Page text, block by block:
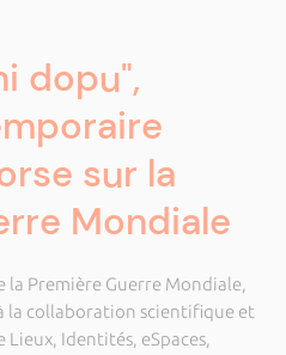
dopu",
sur la
Mondiale
la Première Guerre Mondiale,
la collaboration scientifique et
Identités, eSpaces,